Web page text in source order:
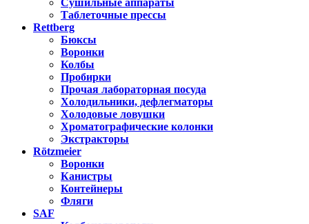
Сушильные аппараты
Таблеточные прессы
Rettberg
Бюксы
Воронки
Колбы
Пробирки
Прочая лабораторная посуда
Холодильники, дефлегматоры
Холодовые ловушки
Хроматографические колонки
Экстракторы
Rötzmeier
Воронки
Канистры
Контейнеры
Фляги
SAF